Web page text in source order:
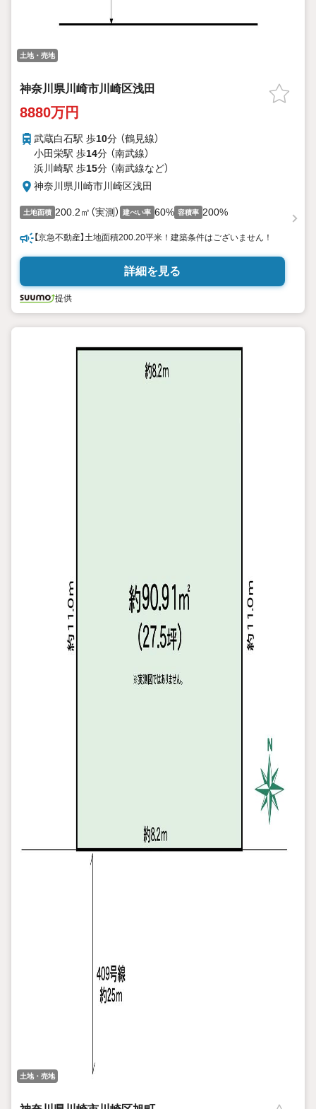
土地・売地
神奈川県川崎市川崎区浅田
8880万円
武蔵白石駅 歩10分 （鶴見線）
小田栄駅 歩14分 （南武線）
浜川崎駅 歩15分 （南武線など）
神奈川県川崎市川崎区浅田
土地面積 200.2㎡（実測） 建ぺい率 60% 容積率 200%
【京急不動産】土地面積200.20平米！建築条件はございません！
詳細を見る
提供
土地・売地